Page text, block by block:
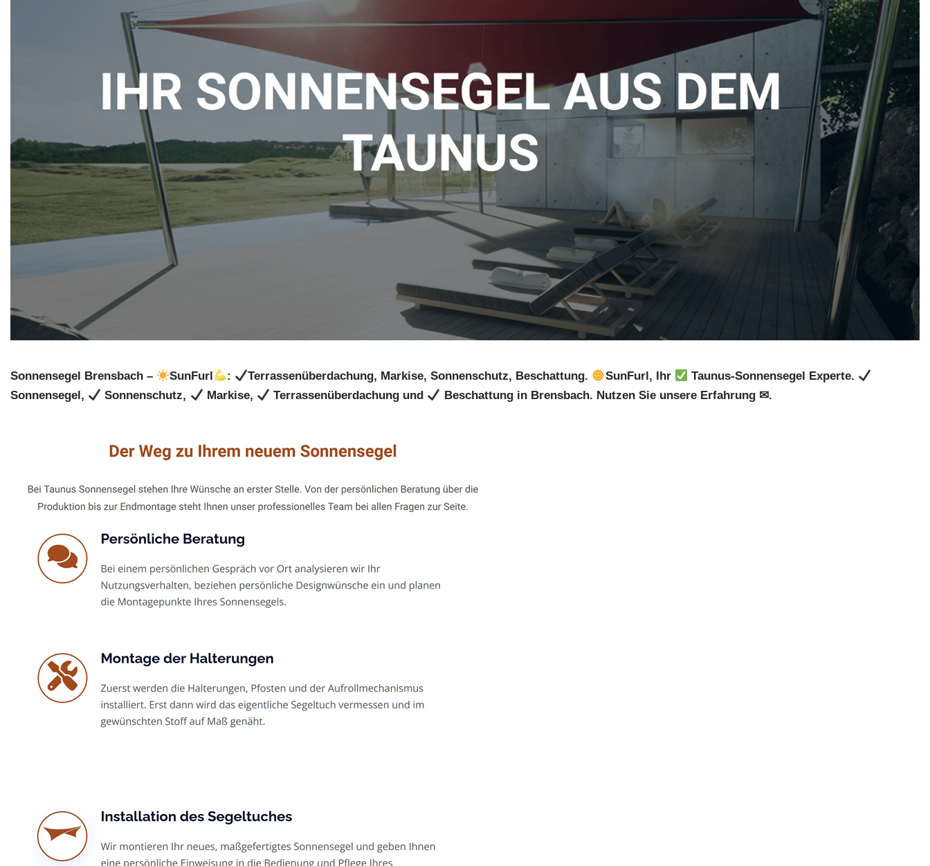
Sonnensegel Brensbach – SunFurl : Terrassenüberdachung, Markise, Sonnenschutz, Beschattung. SunFurl, Ihr
Taunus-Sonnensegel Experte.
Sonnensegel,
Sonnenschutz, Markise, Terrassenüberdachung und Beschattung in Brensbach. Nutzen Sie unsere Erfahrung ✉.